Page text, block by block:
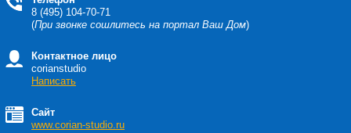
8 (495) 104-70-71
(При звонке сошлитесь на портал Ваш Дом)
Контактное лицо
corianstudio
Написать
Сайт
www.corian-studio.ru